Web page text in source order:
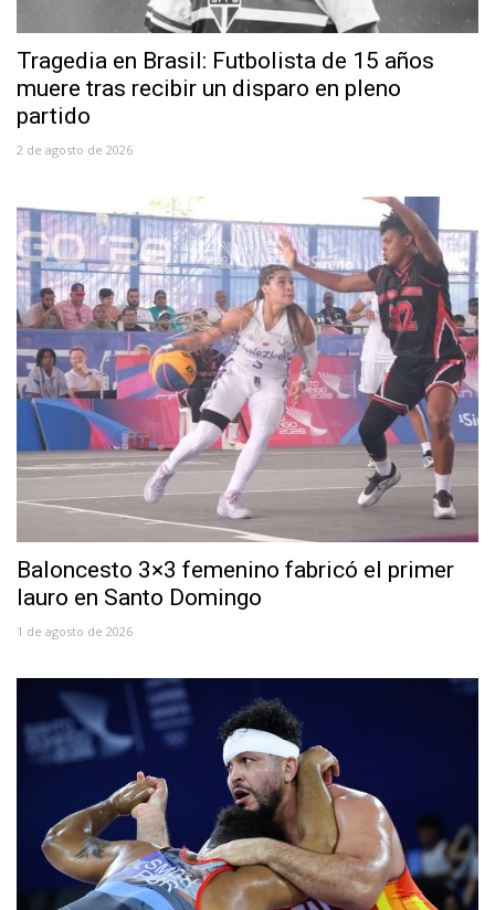
Tragedia en Brasil: Futbolista de 15 años
muere tras recibir un disparo en pleno
partido
2 de agosto de 2026
Baloncesto 3×3 femenino fabricó el primer
lauro en Santo Domingo
1 de agosto de 2026